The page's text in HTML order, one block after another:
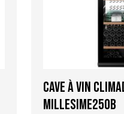
Cave à vin
MILLESIME250B